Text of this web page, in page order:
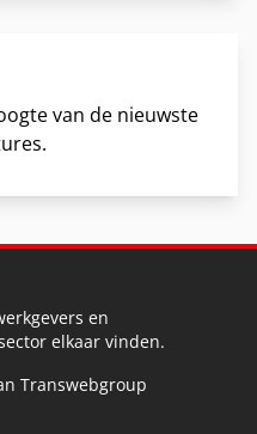
van de nieuwste
en
elkaar vinden.
Transwebgroup